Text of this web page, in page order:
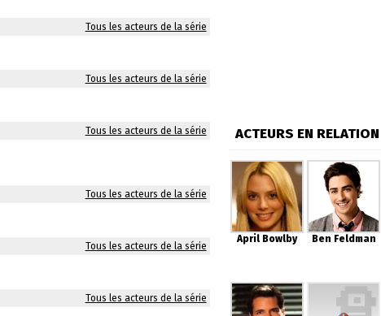
Tous les acteurs de la série
Tous les acteurs de la série
Tous les acteurs de la série
Tous les acteurs de la série
Tous les acteurs de la série
Tous les acteurs de la série
ACTEURS EN RELATION
April Bowlby Ben Feldman